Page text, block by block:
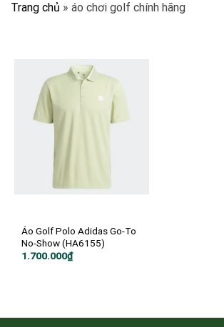
Trang chủ » áo chơi golf chính hãng
Áo Golf Polo Adidas Go-To
No-Show (HA6155)
1.700.000₫